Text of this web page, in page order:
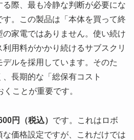
際、最も冷静な判断が必要にな
。この製品は「本体を買って終
家電ではありません。使い続け
用料がかかり続けるサブスクリ
ルを採用しています。そのた
長期的な「総保有コスト
くことが重要です。
円（税込） です。これはロボ
価格設定ですが、これだけでは